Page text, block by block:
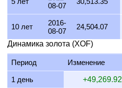
17 июля 2026 2,223,282.93
16 июля 2026 2,205,138.28
15 июля 2026 2,242,717.69
14 июля 2026 2,252,542.31
13 июля 2026 2,223,686.95
08-07
10 лет
2016-
08-07
24,504.07
Динамика золота (XOF)
Период Изменение
1 день +49,269.92